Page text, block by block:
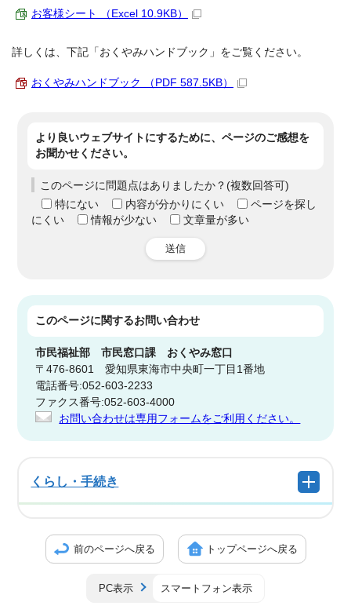
お客様シート （Excel 10.9KB）
詳しくは、下記「おくやみハンドブック」をご覧ください。
おくやみハンドブック （PDF 587.5KB）
より良いウェブサイトにするために、ページのご感想を
お聞かせください。
このページに問題点はありましたか？(複数回答可)
特にない
内容が分かりにくい
ページを探し
にくい
情報が少ない 文章量が多い
送信
このページに関するお問い合わせ
市民福祉部市民窓口課 おくやみ窓口
〒476-8601 愛知県東海市中央町一丁目1番地
電話番号:052-603-2233
ファクス番号:052-603-4000
お問い合わせは専用フォームをご利用ください。
くらし・手続き
前のページへ戻る トップページへ戻る
PC表示 スマートフォン表示